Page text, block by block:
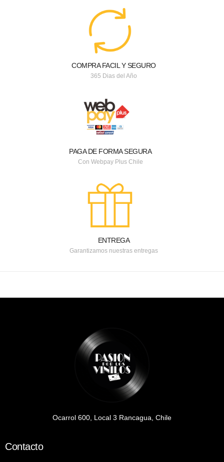
COMPRA FACIL Y SEGURO
365 Dias del Año
PAGA DE FORMA SEGURA
Con Webpay Plus Chile
ENTREGA
Garantizamos nuestras entregas
Ocarrol 600, Local 3 Rancagua, Chile
Contacto